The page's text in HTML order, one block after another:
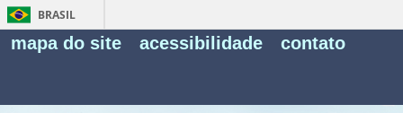
BRASIL
mapa do site acessibilidade contato